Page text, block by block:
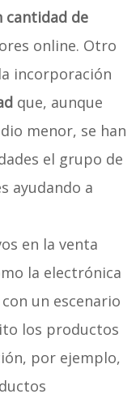
cantidad de
online. Otro
incorporación
que, aunque
menor, se han
el grupo de
ayudando a
en la venta
la electrónica
un escenario
los productos
por ejemplo,